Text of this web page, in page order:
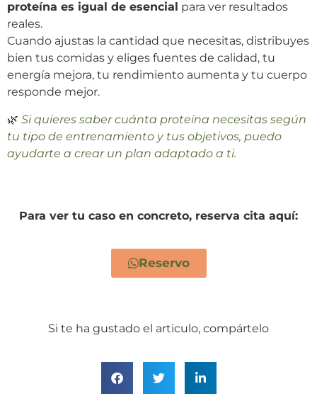
proteína es igual de esencial para ver resultados
reales.
Cuando ajustas la cantidad que necesitas, distribuyes
bien tus comidas y eliges fuentes de calidad, tu
energía mejora, tu rendimiento aumenta y tu cuerpo
responde mejor.
🌿 Si quieres saber cuánta proteína necesitas según
tu tipo de entrenamiento y tus objetivos, puedo
ayudarte a crear un plan adaptado a ti.
Para ver tu caso en concreto, reserva cita aquí:
Reservo
Si te ha gustado el articulo, compártelo